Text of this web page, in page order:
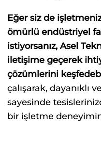
Eğer siz de
ömürlü endüstriyel
istiyorsanız, Asel
iletişime geçerek
çözümlerini
çalışarak, dayanıklı
sayesinde
bir işletme